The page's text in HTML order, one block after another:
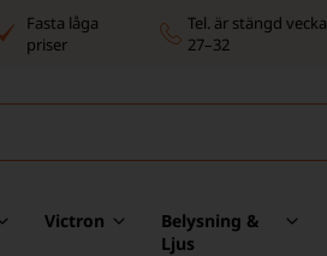
Fasta låga
priser
Tel. är stängd vecka
27–32
Victron
Belysning &
Ljus